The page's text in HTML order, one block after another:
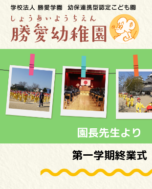
園長先生より
第一学期終業式